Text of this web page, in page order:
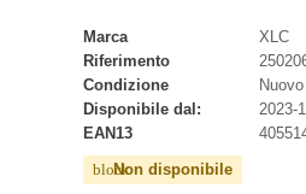
Marca
XLC
Riferimento
Condizione
Disponibile dal:
2023-
EAN13
block
Non disponibile